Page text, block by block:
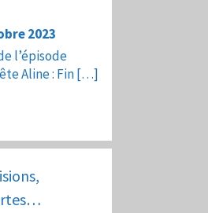
2023
l’épisode
Aline : Fin[…]